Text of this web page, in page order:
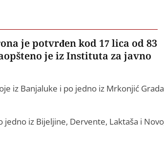
je potvrđen kod 17 lica od 83
je iz Instituta za javno
iz Banjaluke i po jedno iz Mrkonjić
iz Bijeljine, Dervente, Laktaša i